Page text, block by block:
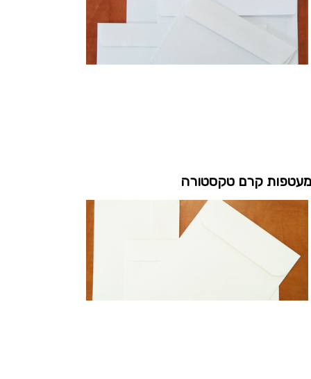
מעטפות קרם טקסטורה